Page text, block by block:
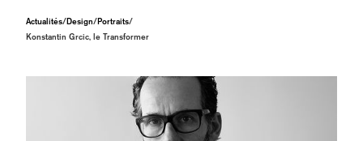
Actualités/Design/Portraits/
Konstantin Grcic, le Transformer